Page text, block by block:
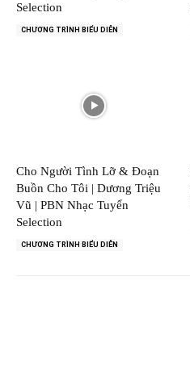
Selection
CHƯƠNG TRÌNH BIỂU DIỄN
Cho Người Tình Lỡ & Đoạn
Buồn Cho Tôi | Dương Triệu
Vũ | PBN Nhạc Tuyển
Selection
CHƯƠNG TRÌNH BIỂU DIỄN